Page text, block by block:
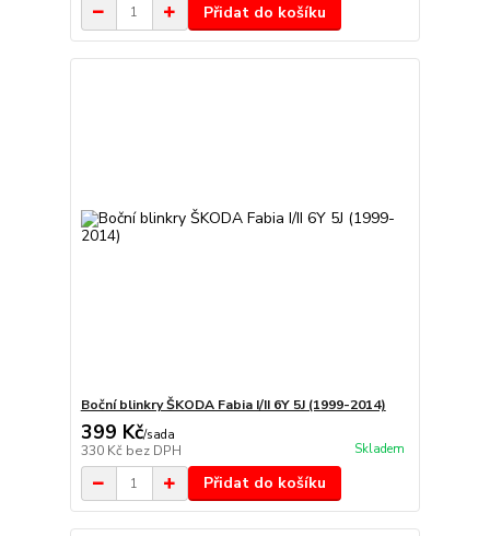
Přidat do košíku
Boční blinkry ŠKODA Fabia I/II 6Y 5J (1999-2014)
399 Kč/sada
330 Kč bez DPH Skladem
Přidat do košíku